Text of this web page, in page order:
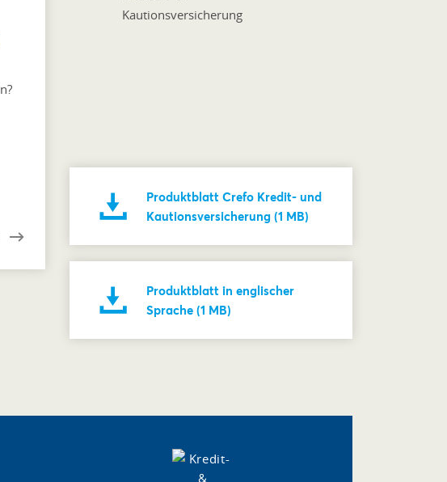
Produktblatt Crefo Kredit- und
Kautionsversicherung (1 MB)
Produktblatt in englischer
Sprache (1 MB)